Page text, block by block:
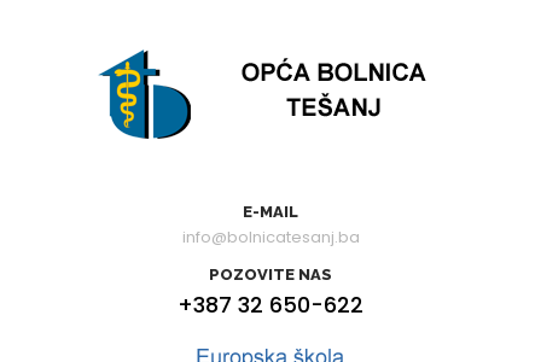
E-MAIL
info@bolnicatesanj.ba
POZOVITE NAS
+387 32 650-622